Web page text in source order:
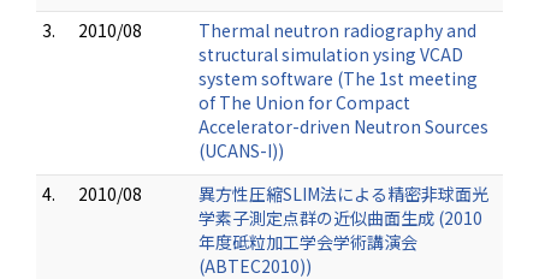
3.
2010/08
Thermal neutron radiography and
structural simulation ysing VCAD
system software (The 1st meeting
of The Union for Compact
Accelerator-driven Neutron Sources
(UCANS-I))
4.
2010/08
異方性圧縮SLIM法による精密非球面光
学素子測定点群の近似曲面生成 (2010
年度砥粒加工学会学術講演会
(ABTEC2010))